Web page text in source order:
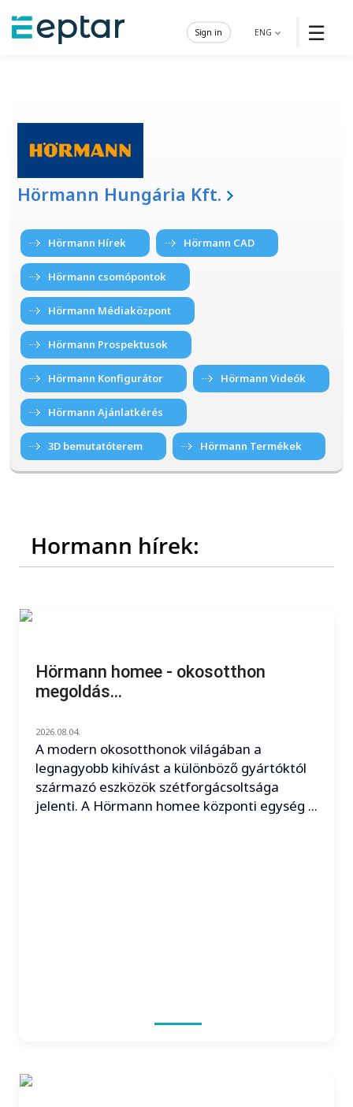
☰
ENG
Sign in
Hörmann Hírek Hörmann CAD
Hörmann csomópontok
Hörmann Médiaközpont
Hörmann Prospektusok
Hörmann Konfigurátor Hörmann Videók
Hörmann Ajánlatkérés
3D bemutatóterem Hörmann Termékek
Hörmann Hungária Kft.
Hormann hírek:
Hörmann homee - okosotthon
megoldás...
2026.08.04.
A modern okosotthonok világában a
legnagyobb kihívást a különböző gyártóktól
származó eszközök szétforgácsoltsága
jelenti. A Hörmann homee központi egység ...